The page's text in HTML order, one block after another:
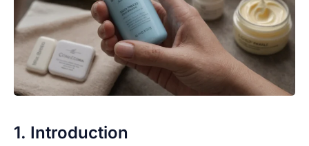
1. Introduction